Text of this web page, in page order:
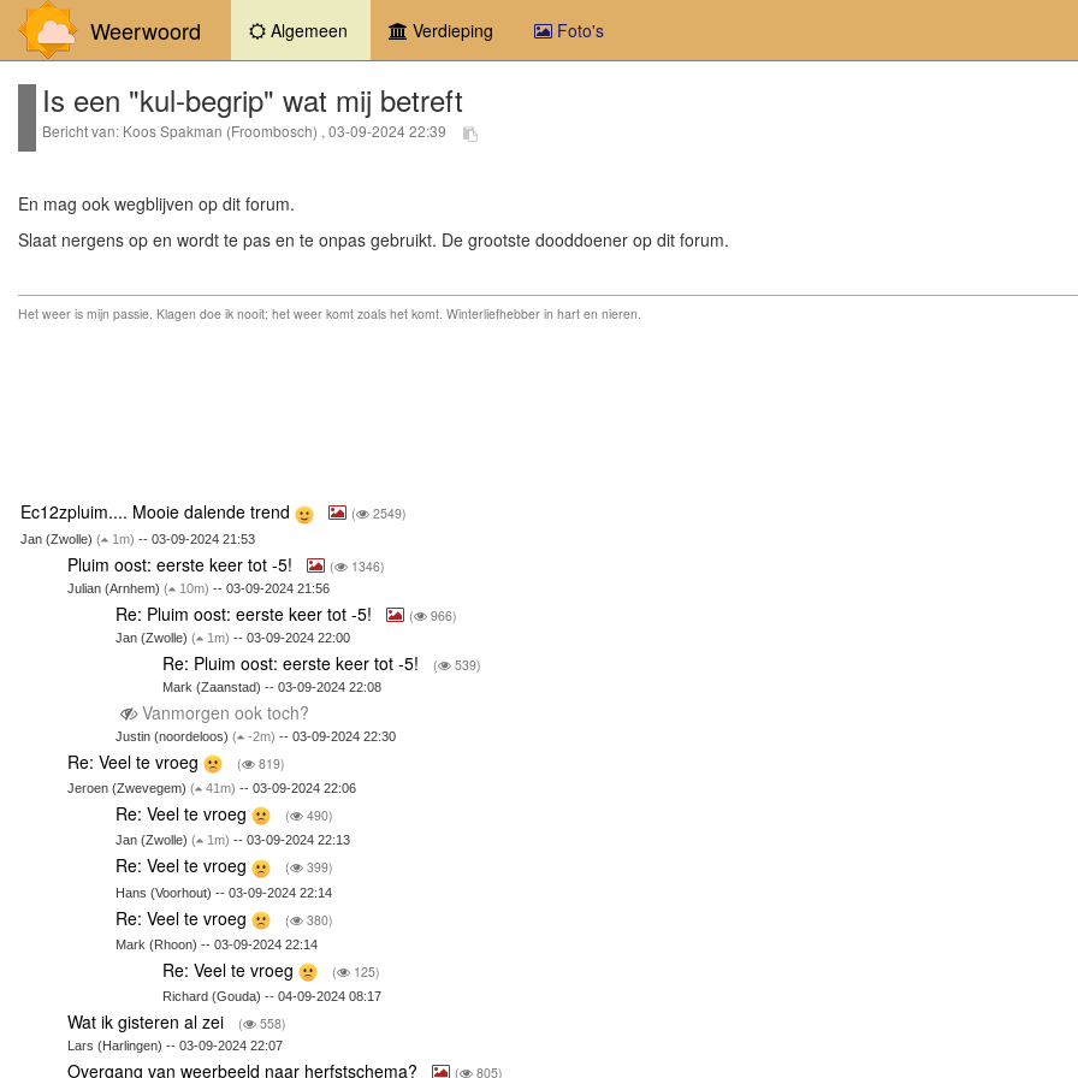
Weerwoord Algemeen (current)Verdieping Foto's
Is een "kul-begrip" wat mij betreft
Bericht van: Koos Spakman (Froombosch) , 03-09-2024 22:39
En mag ook wegblijven op dit forum.
Slaat nergens op en wordt te pas en te onpas gebruikt. De grootste dooddoener op dit forum.
Het weer is mijn passie. Klagen doe ik nooit; het weer komt zoals het komt. Winterliefhebber in hart en nieren.
Ec12zpluim.... Mooie dalende trend ( 2549)
Jan (Zwolle) ( 1m) -- 03-09-2024 21:53
Pluim oost: eerste keer tot -5! ( 1346)
Julian (Arnhem)( 10m) -- 03-09-2024 21:56
Re: Pluim oost: eerste keer tot -5! ( 966)
Jan (Zwolle) ( 1m) -- 03-09-2024 22:00
Re: Pluim oost: eerste keer tot -5! ( 539)
Mark (Zaanstad) -- 03-09-2024 22:08
Vanmorgen ook toch?
Justin (noordeloos) ( -2m) -- 03-09-2024 22:30
Re: Veel te vroeg ( 819)
Jeroen (Zwevegem)( 41m) -- 03-09-2024 22:06
Re: Veel te vroeg ( 490)
Jan (Zwolle) ( 1m) -- 03-09-2024 22:13
Re: Veel te vroeg ( 399)
Hans (Voorhout) -- 03-09-2024 22:14
Re: Veel te vroeg ( 380)
Mark (Rhoon) -- 03-09-2024 22:14
Re: Veel te vroeg ( 125)
Richard (Gouda) -- 04-09-2024 08:17
Wat ik gisteren al zei ( 558)
Lars (Harlingen) -- 03-09-2024 22:07
Overgang van weerbeeld naar herfstschema? ( 805)